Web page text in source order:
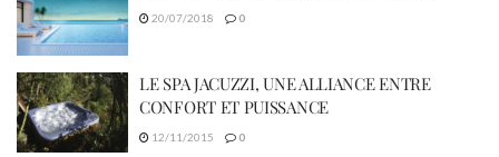
20/07/2018 0
LE SPA JACUZZI, UNE ALLIANCE ENTRE
CONFORT ET PUISSANCE
12/11/2015 0